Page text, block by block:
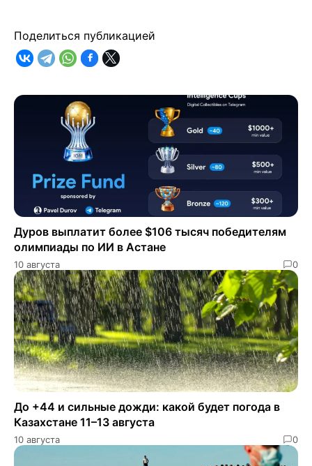
Поделиться публикацией
Дуров выплатит более $106 тысяч победителям
олимпиады по ИИ в Астане
10 августа 0
До +44 и сильные дожди: какой будет погода в
Казахстане 11–13 августа
10 августа 0